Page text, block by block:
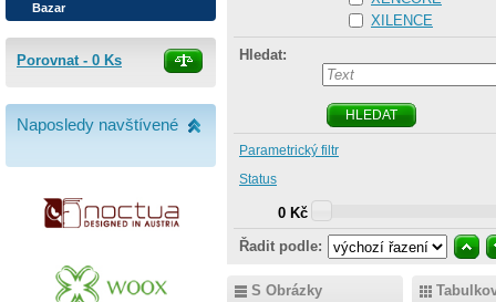
XILENCE
Hledat:
HLEDAT
Parametrický filtr
Status
0 Kč
Řadit podle:
S Obrázky
Bazar
Porovnat - 0 Ks
Naposledy navštívené